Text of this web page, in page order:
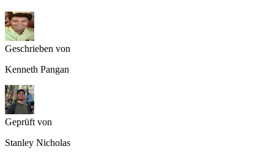
Geschrieben von
Kenneth Pangan
Geprüft von
Stanley Nicholas